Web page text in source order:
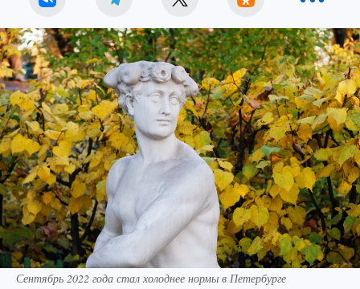
Сентябрь 2022 года стал холоднее нормы в Петербурге